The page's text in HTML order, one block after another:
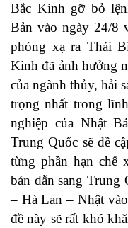
Bắc Kinh gỡ bỏ
Bản vào ngày 24/8
phóng xạ ra Thái
Kinh đã ảnh hưởng
của ngành thủy, hải
trọng nhất trong
nghiệp của Nhật
Trung Quốc sẽ đề
từng phần hạn chế
bán dẫn sang
– Hà Lan – Nhật
đề này sẽ rất khó